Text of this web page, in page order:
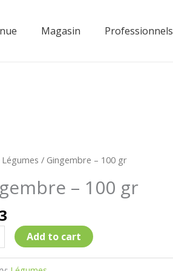
Magasin Professionnels
Légumes / Gingembre – 100 gr
– 100 gr
Add to cart